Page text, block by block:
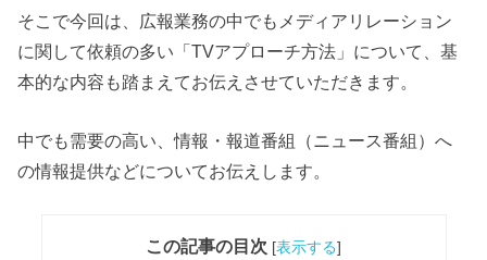
そこで今回は、広報業務の中でもメディアリレーション
に関して依頼の多い「TVアプローチ方法」について、基
本的な内容も踏まえてお伝えさせていただきます。
中でも需要の高い、情報・報道番組（ニュース番組）へ
の情報提供などについてお伝えします。
この記事の目次 [表示する]